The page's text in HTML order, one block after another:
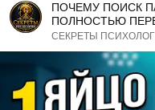
ПОЧЕМУ ПОИСК
ПОЛНОСТЬЮ
МИХАИЛ
СЕКРЕТЫ